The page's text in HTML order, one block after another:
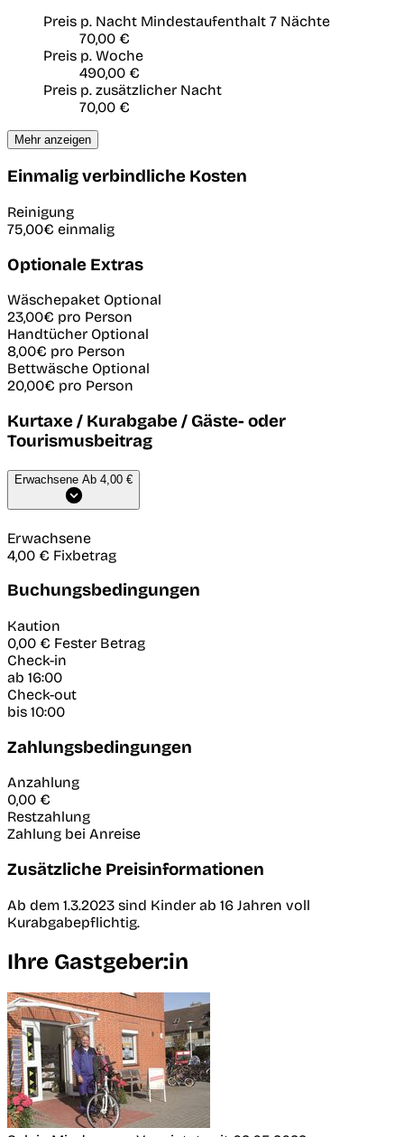
Preis p. Nacht Mindestaufenthalt 7 Nächte
70,00 €
Preis p. Woche
490,00 €
Preis p. zusätzlicher Nacht
70,00 €
Mehr anzeigen
Einmalig verbindliche Kosten
Reinigung
75,00€ einmalig
Optionale Extras
Wäschepaket Optional
23,00€ pro Person
Handtücher Optional
8,00€ pro Person
Bettwäsche Optional
20,00€ pro Person
Kurtaxe / Kurabgabe / Gäste- oder
Tourismusbeitrag
Erwachsene Ab 4,00 €
Erwachsene
4,00 € Fixbetrag
Buchungsbedingungen
Kaution
0,00 € Fester Betrag
Check-in
ab 16:00
Check-out
bis 10:00
Zahlungsbedingungen
Anzahlung
0,00 €
Restzahlung
Zahlung bei Anreise
Zusätzliche Preisinformationen
Ab dem 1.3.2023 sind Kinder ab 16 Jahren voll
Kurabgabepflichtig.
Ihre Gastgeber:in